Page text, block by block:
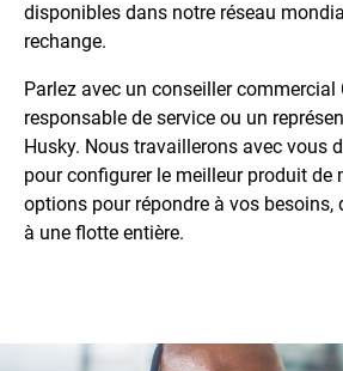
disponibles dans notre réseau
rechange.
Parlez avec un conseiller commercial
responsable de service ou un
Husky. Nous travaillerons avec vous
pour configurer le meilleur produit de
options pour répondre à vos besoins,
à une flotte entière.